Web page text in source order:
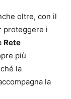
oltre, con il
proteggere i
Rete
più
la
la